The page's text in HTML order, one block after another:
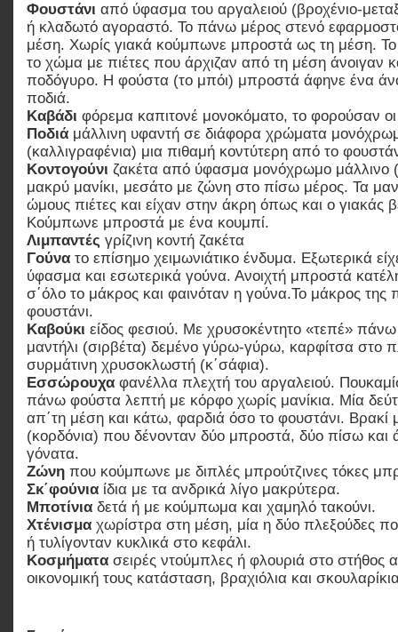
Φουστάνι από ύφασμα του αργαλειού (βροχένιο-
ή κλαδωτό αγοραστό. Το πάνω μέρος στενό
μέση. Χωρίς γιακά κούμπωνε μπροστά ως τη μέση.
το χώμα με πιέτες που άρχιζαν από τη μέση άνοιγαν
ποδόγυρο. Η φούστα (το μπόι) μπροστά άφηνε ένα
ποδιά.
Καβάδι φόρεμα καπιτονέ μονοκόματο, το φορούσαν οι
Ποδιά μάλλινη υφαντή σε διάφορα χρώματα
(καλλιγραφένια) μια πιθαμή κοντύτερη από το
Κοντογούνι ζακέτα από ύφασμα μονόχρωμο μάλλινο
μακρύ μανίκι, μεσάτο με ζώνη στο πίσω μέρος. Τα
ώμους πιέτες και είχαν στην άκρη όπως και ο γιακάς
Κούμπωνε μπροστά με ένα κουμπί.
Λιμπαντές γρίζινη κοντή ζακέτα
Γούνα το επίσημο χειμωνιάτικο ένδυμα. Εξωτερικά
ύφασμα και εσωτερικά γούνα. Ανοιχτή μπροστά
σ΄όλο το μάκρος και φαινόταν η γούνα.Το μάκρος της
φουστάνι.
Καβούκι είδος φεσιού. Με χρυσοκέντητο «τεπέ»
μαντήλι (σιρβέτα) δεμένο γύρω-γύρω, καρφίτσα στο
συρμάτινη χρυσοκλωστή (κ΄σάφια).
Εσσώρουχα φανέλλα πλεχτή του αργαλειού.
πάνω φούστα λεπτή με κόρφο χωρίς μανίκια. Μία
απ΄τη μέση και κάτω, φαρδιά όσο το φουστάνι. Βρακί
(κορδόνια) που δένονταν δύο μπροστά, δύο πίσω
γόνατα.
Ζώνη που κούμπωνε με διπλές μπρούτζινες τόκες
Σκ΄φούνια ίδια με τα ανδρικά λίγο μακρύτερα.
Μποτίνια δετά ή με κούμπωμα και χαμηλό τακούνι.
Χτένισμα χωρίστρα στη μέση, μία η δύο πλεξούδες
ή τυλίγονταν κυκλικά στο κεφάλι.
Κοσμήματα σειρές ντούμπλες ή φλουριά στο στήθος
οικονομική τους κατάσταση, βραχιόλια και